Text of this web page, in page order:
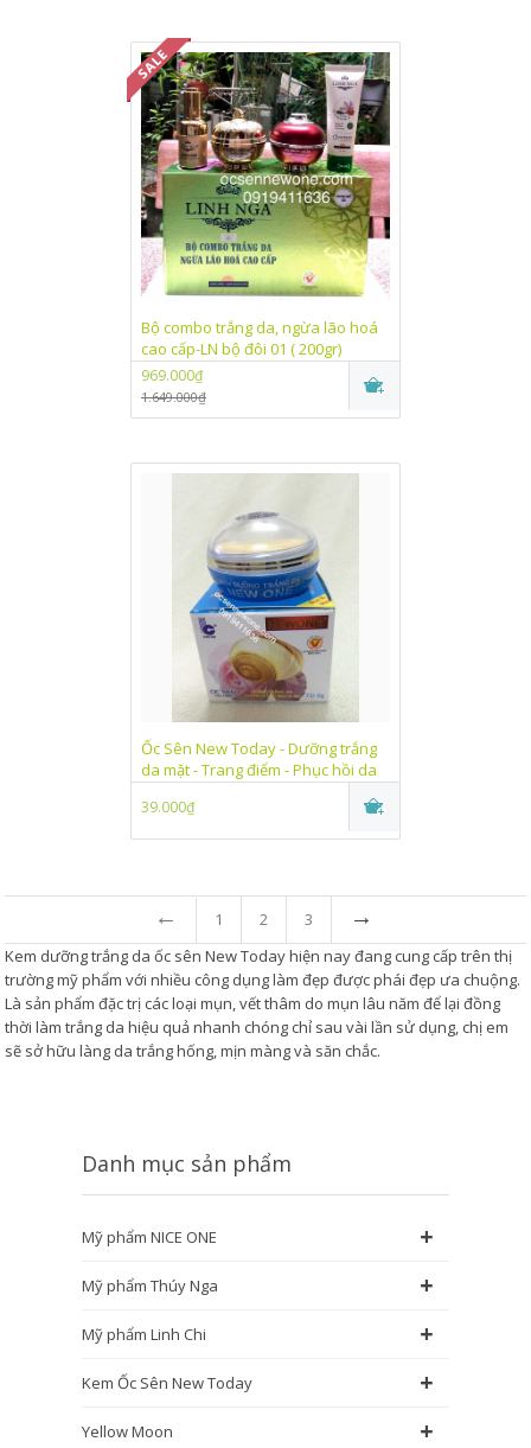
Bộ combo trắng da, ngừa lão hoá
cao cấp-LN bộ đôi 01 ( 200gr)
969.000₫
1.649.000₫
Ốc Sên New Today - Dưỡng trắng
da mặt - Trang điểm - Phục hồi da
39.000₫
← 1 2 3 →
Kem dưỡng trắng da ốc sên New Today hiện nay đang cung cấp trên thị
trường mỹ phẩm với nhiều công dụng làm đẹp được phái đẹp ưa chuộng.
Là sản phẩm đặc trị các loại mụn, vết thâm do mụn lâu năm để lại đồng
thời làm trắng da hiệu quả nhanh chóng chỉ sau vài lần sử dụng, chị em
sẽ sở hữu làng da trắng hống, mịn màng và săn chắc.
Danh mục sản phẩm
Mỹ phẩm NICE ONE +
Mỹ phẩm Thúy Nga +
Mỹ phẩm Linh Chi +
Kem Ốc Sên New Today +
Yellow Moon +